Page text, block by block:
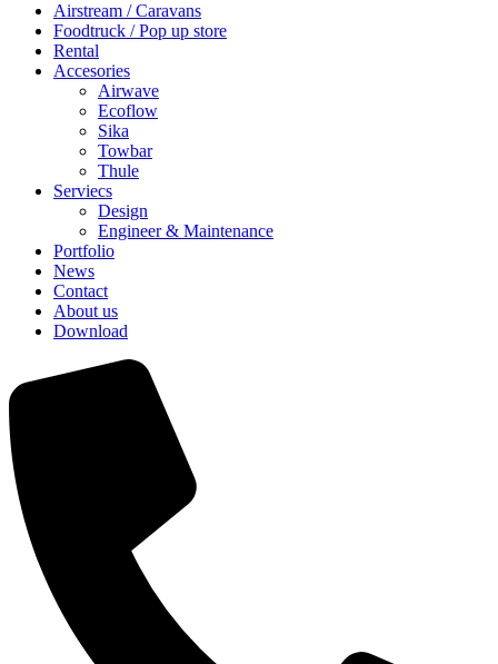
Airstream / Caravans
Foodtruck / Pop up store
Rental
Accesories
Airwave
Ecoflow
Sika
Towbar
Thule
Serviecs
Design
Engineer & Maintenance
Portfolio
News
Contact
About us
Download